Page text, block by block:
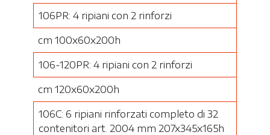
106PR: 4 ripiani con 2 rinforzi
cm 100x60x200h
106-120PR: 4 ripiani con 2 rinforzi
cm 120x60x200h
106C: 6 ripiani rinforzati completo di 32
contenitori art. 2004 mm 207x345x165h